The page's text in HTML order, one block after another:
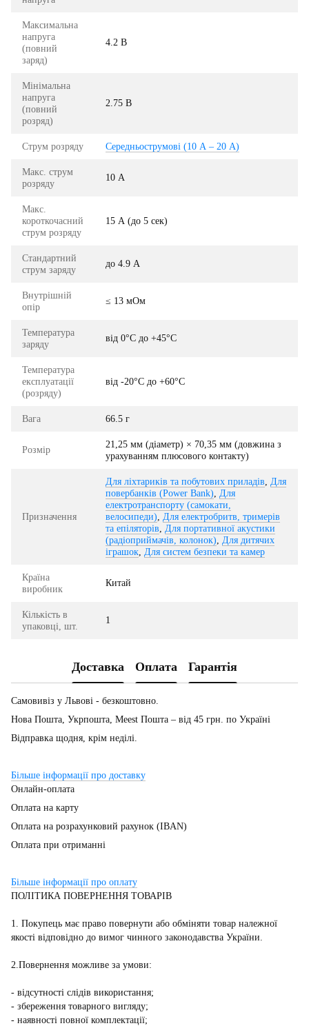
Максимальна
напруга
(повний
заряд)
4.2 В
Мінімальна
напруга
(повний
розряд)
2.75 В
Струм розряду Середньострумові (10 А – 20 А)
Макс. струм
розряду
10 А
Макс.
короткочасний
струм розряду
15 А (до 5 сек)
Стандартний
струм заряду
до 4.9 А
Внутрішній
опір
≤ 13 мОм
Температура
заряду
від 0°C до +45°C
Температура
експлуатації
(розряду)
від -20°C до +60°C
Вага 66.5 г
Розмір
21,25 мм (діаметр) × 70,35 мм (довжина з
урахуванням плюсового контакту)
Призначення
Для ліхтариків та побутових приладів, Для
повербанків (Power Bank), Для
електротранспорту (самокати,
велосипеди), Для електробритв, тримерів
та епіляторів, Для портативної акустики
(радіоприймачів, колонок), Для дитячих
іграшок, Для систем безпеки та камер
Країна
виробник
Китай
Кількість в
упаковці, шт.
1
Доставка Оплата Гарантія
Самовивіз у Львові - безкоштовно.
Нова Пошта, Укрпошта, Meest Пошта – від 45 грн. по Україні
Відправка щодня, крім неділі.
Більше інформації про доставку
Онлайн-оплата
Оплата на карту
Оплата на розрахунковий рахунок (IBAN)
Оплата при отриманні
Більше інформації про оплату
ПОЛІТИКА ПОВЕРНЕННЯ ТОВАРІВ
1. Покупець має право повернути або обміняти товар належної
якості відповідно до вимог чинного законодавства України.
2.Повернення можливе за умови:
- відсутності слідів використання;
- збереження товарного вигляду;
- наявності повної комплектації;